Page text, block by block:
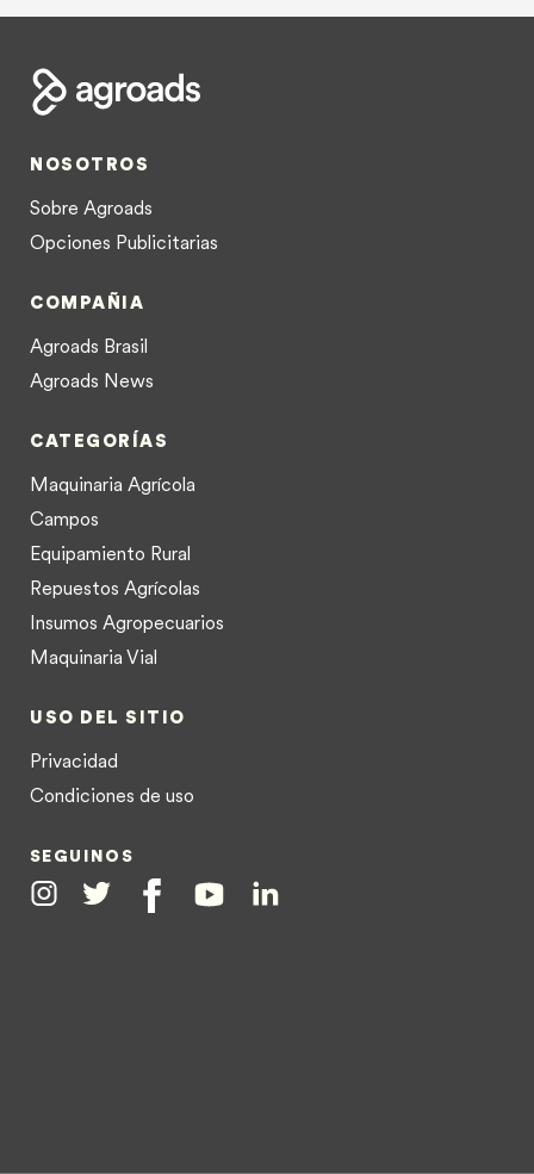
NOSOTROS
Sobre Agroads
Opciones Publicitarias
COMPAÑIA
Agroads Brasil
Agroads News
CATEGORÍAS
Maquinaria Agrícola
Campos
Equipamiento Rural
Repuestos Agrícolas
Insumos Agropecuarios
Maquinaria Vial
USO DEL SITIO
Privacidad
Condiciones de uso
SEGUINOS
InstagramTwitter FacebookYoutubeLinkedin